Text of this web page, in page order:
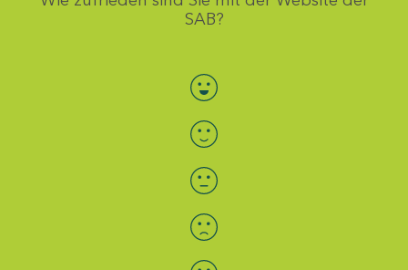
SAB?
Bewertung auswählen